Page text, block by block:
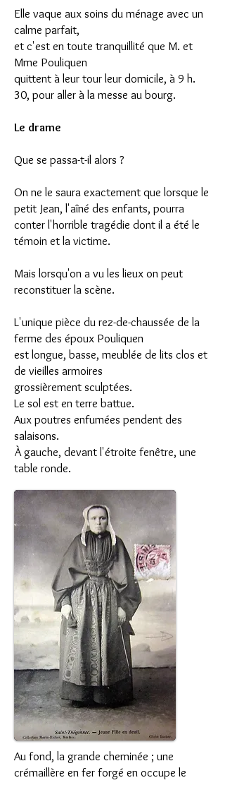
Au fond, la grande cheminée ; une
crémaillère en fer forgé en occupe le
Elle vaque aux soins du ménage avec un
calme parfait,
et c'est en toute tranquillité que M. et
Mme Pouliquen
quittent à leur tour leur domicile, à 9 h.
30, pour aller à la messe au bourg.
Le drame
Que se passa-t-il alors ?
On ne le saura exactement que lorsque le
petit Jean, l'aîné des enfants, pourra
conter l'horrible tragédie dont il a été le
témoin et la victime.
Mais lorsqu'on a vu les lieux on peut
reconstituer la scène.
L'unique pièce du rez-de-chaussée de la
ferme des époux Pouliquen
est longue, basse, meublée de lits clos et
de vieilles armoires
grossièrement sculptées.
Le sol est en terre battue.
Aux poutres enfumées pendent des
salaisons.
À gauche, devant l'étroite fenêtre, une
table ronde.